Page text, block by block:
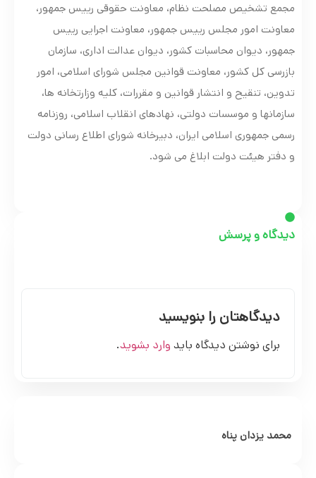
مجمع تشخیص مصلحت نظام، معاونت حقوقی رییس جمهور،
معاونت امور مجلس رییس جمهور، معاونت اجرایی رییس
جمهور، دیوان محاسبات کشور، دیوان عدالت اداری، سازمان
بازرسی کل کشور، معاونت قوانین مجلس شورای اسلامی، امور
تدوین، تنقیح و انتشار قوانین و مقررات، کلیه وزارتخانه ها،
سازمانها و موسسات دولتی، نهادهای انقلاب اسلامی، روزنامه
رسمی جمهوری اسلامی ایران، دبیرخانه شورای اطلاع رسانی دولت
و دفتر هیئت دولت ابلاغ می شود.
دیدگاه و پرسش
دیدگاهتان را بنویسید
برای نوشتن دیدگاه باید وارد بشوید.
محمد یزدان پناه